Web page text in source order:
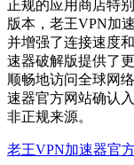
正规的应用商店特
版本，老王VPN加
并增强了连接速度
速器破解版提供了
顺畅地访问全球网
速器官方网站确认
非正规来源。
老王VPN加速器官